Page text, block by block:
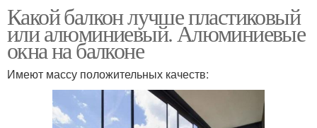
Какой балкон лучше пластиковый
или алюминиевый. Алюминиевые
окна на балконе
Имеют массу положительных качеств: